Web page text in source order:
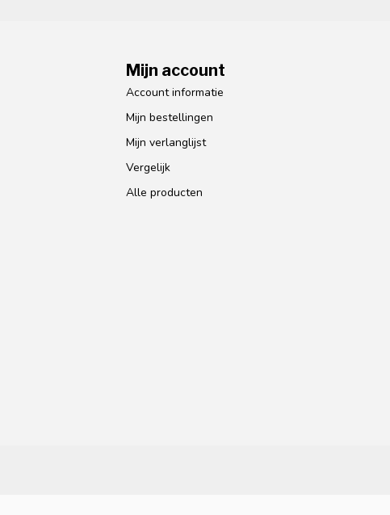
Mijn account
Account informatie
Mijn bestellingen
Mijn verlanglijst
Vergelijk
Alle producten